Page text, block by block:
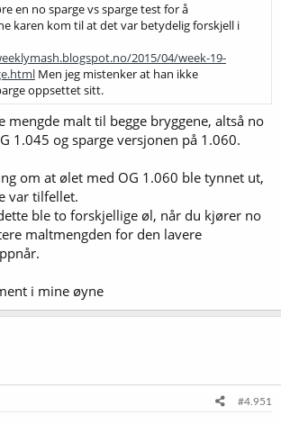
no sparge vs sparge test for å
karen kom til at det var betydelig forskjell i
2015/04/week-19-
Men jeg mistenker at han ikke
oppsettet sitt.
mengde malt til begge bryggene, altså no
1.045 og sparge versjonen på 1.060.
om at ølet med OG 1.060 ble tynnet ut,
var tilfellet.
ble to forskjellige øl, når du kjører no
maltmengden for den lavere
i mine øyne
#4.951